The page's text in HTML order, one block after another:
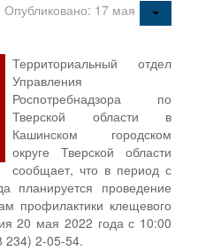
Опубликовано: 17 мая
Территориальный отдел
Управления
Роспотребнадзора по
Тверской области в
Кашинском городском
округе Тверской области
сообщает, что в период с
проведение
профилактики клещевого
20 мая 2022 года с 10:00
234) 2-05-54.